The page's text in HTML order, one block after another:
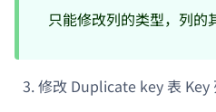
只能修改列的类型，列的
修改 Duplicate key 表 Key